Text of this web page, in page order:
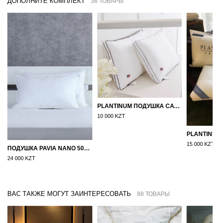
ПОДУШКА PAVIA NANO 50X70
24 000 KZT
PLANTINUM ПОДУШКА САТИН, ШЕЛК 50Х70
10 000 KZT
15 000 KZT
ВАС ТАКЖЕ МОГУТ ЗАИНТЕРЕСОВАТЬ 88 ТОВАРЫ